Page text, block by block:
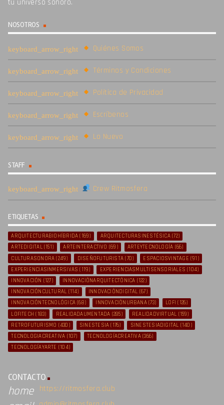
tu universo sonoro.
NOSOTROS
Quiénes Somos
Términos y Condiciones
Política de Privacidad
Escríbenos
Lo Nuevo
STAFF
Crew Ritmosfera
ETIQUETAS
ARQUITECTURABIOHÍBRIDA (169) ARQUITECTURASINESTÉSICA(72)
ARTEDIGITAL(151) ARTEINTERACTIVO (69) ARTEYTECNOLOGÍA (66)
CULTURASONORA (249) DISEÑOFUTURISTA (70) ESPACIOSVINTAGE (91)
EXPERIENCIASINMERSIVAS (119) EXPERIENCIASMULTISENSORIALES (104)
INNOVACIÓN (127) INNOVACIÓNARQUITECTÓNICA (122)
INNOVACIÓNCULTURAL (114) INNOVACIÓNDIGITAL (67)
INNOVACIÓNTECNOLÓGICA (68) INNOVACIÓNURBANA(73) LOFI (126)
LOFITECH (183) REALIDADAUMENTADA (285) REALIDADVIRTUAL (159)
RETROFUTURISMO (430) SINESTESIA (176) SINESTESIADIGITAL (140)
TECNOLOGIACREATIVA (107) TECNOLOGÍACREATIVA(366)
TECNOLOGÍAYARTE (104)
CONTACTO
home https://ritmosfera.club